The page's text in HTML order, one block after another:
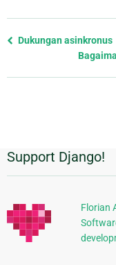
Previous
Dukungan asinkronus
Informasi
Tambahan
Support Django!
Florian